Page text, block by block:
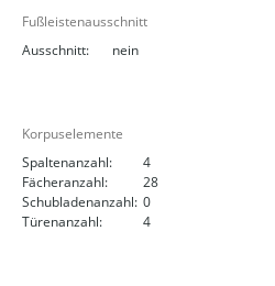
Fußleistenausschnitt
Ausschnitt:
nein
Korpuselemente
Spaltenanzahl:
4
Fächeranzahl:
28
Schubladenanzahl: 0
Türenanzahl:
4